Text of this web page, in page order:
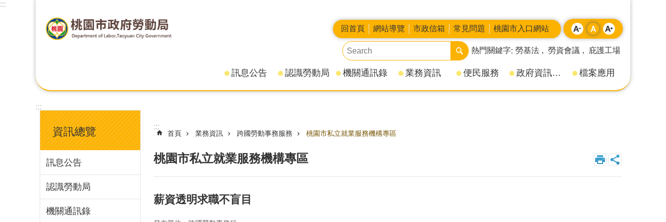
:::
回首頁 網站導覽 市政信箱 常見問題 桃園市入口網站
熱門關鍵字 勞基法 勞資會議 庇護工場
訊息公告 認識勞動局 機關通訊錄 業務資訊 便民服務 政府資訊公開 檔案應用
:::
資訊總覽
訊息公告
認識勞動局
機關通訊錄
:::
首頁 業務資訊 跨國勞動事務服務 桃園市私立就業服務機構專區
桃園市私立就業服務機構專區
薪資透明求職不盲目